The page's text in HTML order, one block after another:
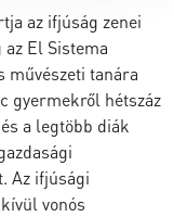
az ifjúság zenei
az El Sistema
művészeti tanára
gyermekről hétszáz
a legtöbb diák
Az ifjúsági
vonós